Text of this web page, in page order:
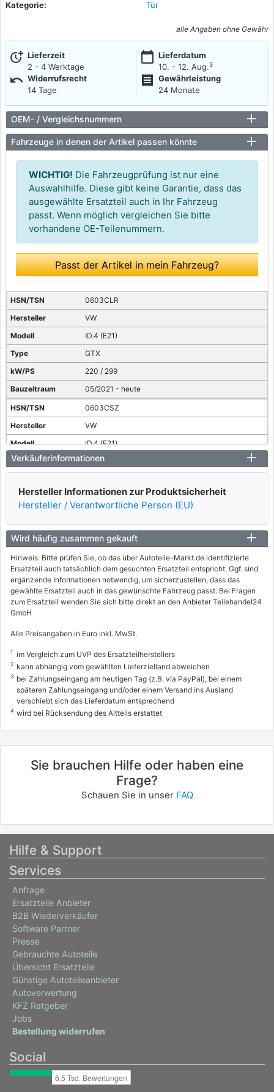
Kategorie:
Tür
alle Angaben ohne Gewähr
more_time Lieferzeit
2 - 4 Werktage
calendar_today Lieferdatum
10. - 12. Aug.3
undo Widerrufsrecht
14 Tage
receipt
Gewährleistung
24 Monate
OEM- / Vergleichsnummern
Fahrzeuge in denen der Artikel passen könnte
WICHTIG! Die Fahrzeugprüfung ist nur eine
Auswahlhilfe. Diese gibt keine Garantie, dass das
ausgewählte Ersatzteil auch in Ihr Fahrzeug
passt. Wenn möglich vergleichen Sie bitte
vorhandene OE-Teilenummern.
Passt der Artikel in mein Fahrzeug?
0603CLR
VW
ID.4 (E21)
GTX
220 / 299
05/2021 - heute
0603CSZ
VW
ID.4 (E21)
GTX 4motion
10/2023 - heute
VW
Performance
150 / 204
05/2020 - heute
ID.4 (E21)
PRO
195 / 265
07/2022 - heute
0603CSX
VW
ID.4 (E21)
210 / 286
VW
VW
ID.4 (E21)
09/2023 - heute
VW
Verkäuferinformationen
Hersteller Informationen zur Produktsicherheit
Hersteller / Verantwortliche Person (EU)
Wird häufig zusammen gekauft
Hinweis: Bitte prüfen Sie, ob das über Autoteile-Markt.de identifizierte
Ersatzteil auch tatsächlich dem gesuchten Ersatzteil entspricht. Ggf. sind
ergänzende Informationen notwendig, um sicherzustellen, dass das
gewählte Ersatzteil auch in das gewünschte Fahrzeug passt. Bei Fragen
zum Ersatzteil wenden Sie sich bitte direkt an den Anbieter Teilehandel24
GmbH
Alle Preisangaben in Euro inkl. MwSt.
1 im Vergleich zum UVP des Ersatzteilherstellers
2 kann abhängig vom gewählten Lieferzielland abweichen
3 bei Zahlungseingang am heutigen Tag (z.B. via PayPal), bei einem
späteren Zahlungseingang und/oder einem Versand ins Ausland
verschiebt sich das Lieferdatum entsprechend
4 wird bei Rücksendung des Altteils erstattet
Sie brauchen Hilfe oder haben eine
Frage?
Schauen Sie in unser FAQ
Hilfe & Support
Services
Anfrage
Ersatzteile Anbieter
B2B Wiederverkäufer
Software Partner
Presse
Gebrauchte Autoteile
Übersicht Ersatzteile
Günstige Autoteileanbieter
Autoverwertung
KFZ Ratgeber
Jobs
Bestellung widerrufen
Social